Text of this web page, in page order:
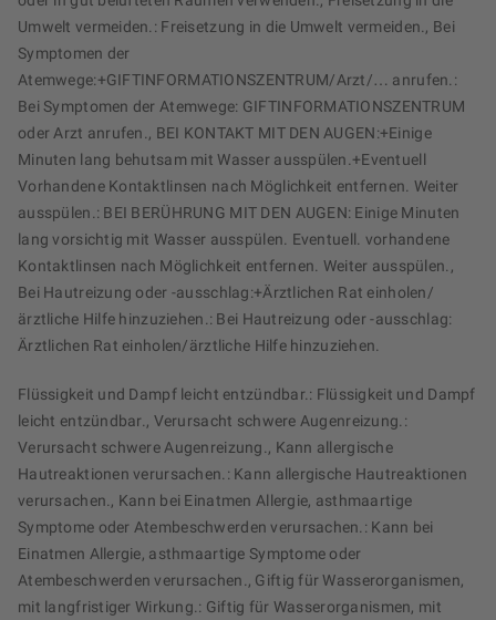
Umwelt vermeiden.: Freisetzung in die Umwelt vermeiden., Bei
Symptomen der
Atemwege:+GIFTINFORMATIONSZENTRUM/Arzt/… anrufen.:
Bei Symptomen der Atemwege: GIFTINFORMATIONSZENTRUM
oder Arzt anrufen., BEI KONTAKT MIT DEN AUGEN:+Einige
Minuten lang behutsam mit Wasser ausspülen.+Eventuell
Vorhandene Kontaktlinsen nach Möglichkeit entfernen. Weiter
ausspülen.: BEI BERÜHRUNG MIT DEN AUGEN: Einige Minuten
lang vorsichtig mit Wasser ausspülen. Eventuell. vorhandene
Kontaktlinsen nach Möglichkeit entfernen. Weiter ausspülen.,
Bei Hautreizung oder -ausschlag:+Ärztlichen Rat einholen/
ärztliche Hilfe hinzuziehen.: Bei Hautreizung oder -ausschlag:
Ärztlichen Rat einholen/ärztliche Hilfe hinzuziehen.
Flüssigkeit und Dampf leicht entzündbar.: Flüssigkeit und Dampf
leicht entzündbar., Verursacht schwere Augenreizung.:
Verursacht schwere Augenreizung., Kann allergische
Hautreaktionen verursachen.: Kann allergische Hautreaktionen
verursachen., Kann bei Einatmen Allergie, asthmaartige
Symptome oder Atembeschwerden verursachen.: Kann bei
Einatmen Allergie, asthmaartige Symptome oder
Atembeschwerden verursachen., Giftig für Wasserorganismen,
mit langfristiger Wirkung.: Giftig für Wasserorganismen, mit